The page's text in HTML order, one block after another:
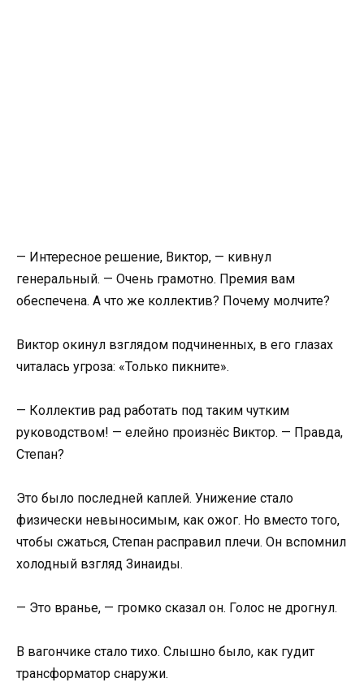
— Интересное решение, Виктор, — кивнул
генеральный. — Очень грамотно. Премия вам
обеспечена. А что же коллектив? Почему молчите?
Виктор окинул взглядом подчиненных, в его глазах
читалась угроза: «Только пикните».
— Коллектив рад работать под таким чутким
руководством! — елейно произнёс Виктор. — Правда,
Степан?
Это было последней каплей. Унижение стало
физически невыносимым, как ожог. Но вместо того,
чтобы сжаться, Степан расправил плечи. Он вспомнил
холодный взгляд Зинаиды.
— Это вранье, — громко сказал он. Голос не дрогнул.
В вагончике стало тихо. Слышно было, как гудит
трансформатор снаружи.